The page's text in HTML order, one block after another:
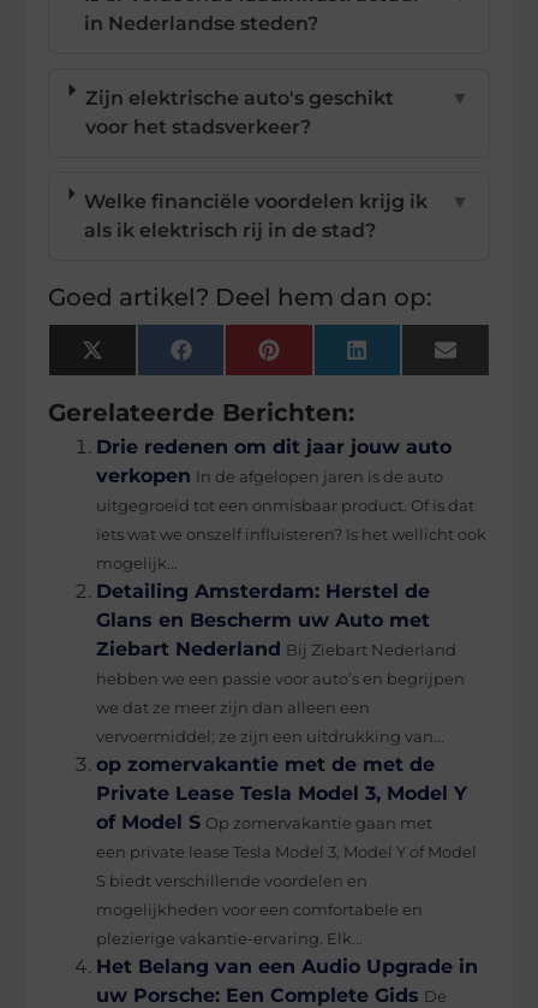
in Nederlandse steden?
Zijn elektrische auto's geschikt
voor het stadsverkeer?
▼
Welke financiële voordelen krijg ik
als ik elektrisch rij in de stad?
▼
Goed artikel? Deel hem dan op:
X
(Twitter)
FacebookPinterestLinkedInEmail
Gerelateerde Berichten:
Drie redenen om dit jaar jouw auto
verkopen In de afgelopen jaren is de auto
uitgegroeid tot een onmisbaar product. Of is dat
iets wat we onszelf influisteren? Is het wellicht ook
mogelijk...
Detailing Amsterdam: Herstel de
Glans en Bescherm uw Auto met
Ziebart Nederland Bij Ziebart Nederland
hebben we een passie voor auto’s en begrijpen
we dat ze meer zijn dan alleen een
vervoermiddel; ze zijn een uitdrukking van...
op zomervakantie met de met de
Private Lease Tesla Model 3, Model Y
of Model S Op zomervakantie gaan met
een private lease Tesla Model 3, Model Y of Model
S biedt verschillende voordelen en
mogelijkheden voor een comfortabele en
plezierige vakantie-ervaring. Elk...
Het Belang van een Audio Upgrade in
uw Porsche: Een Complete Gids De